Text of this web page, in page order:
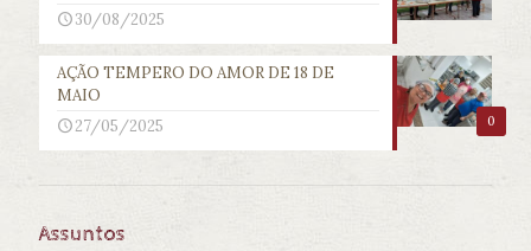
30/08/2025
0
AÇÃO TEMPERO DO AMOR DE 18 DE
MAIO
27/05/2025
Assuntos